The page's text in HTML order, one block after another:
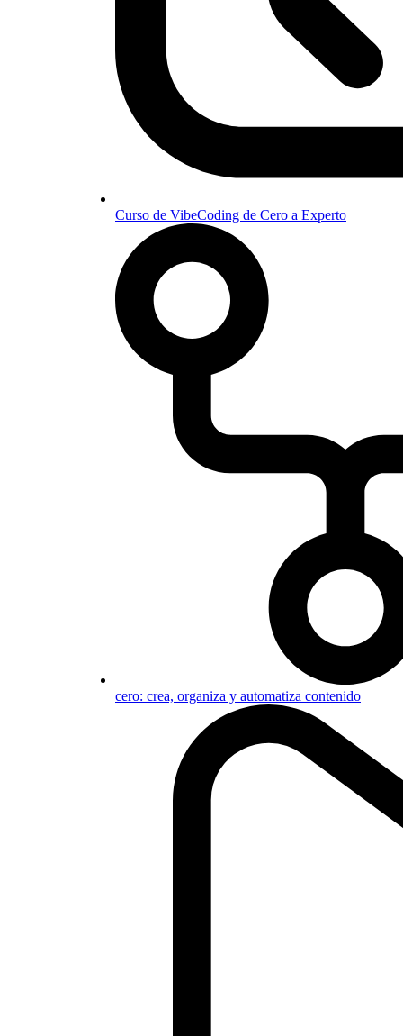
Curso de VibeCoding de Cero a Experto
cero: crea, organiza y automatiza contenido